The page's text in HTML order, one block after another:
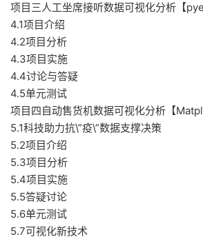
项目三人工坐席接听数据可视化分析【
4.1项目介绍
4.2项目分析
4.3项目实施
4.4讨论与答疑
4.5单元测试
项目四自动售货机数据可视化分析【
5.1科技助力抗\”疫\”数据支撑决策
5.2项目介绍
5.3项目分析
5.4项目实施
5.5答疑讨论
5.6单元测试
5.7可视化新技术